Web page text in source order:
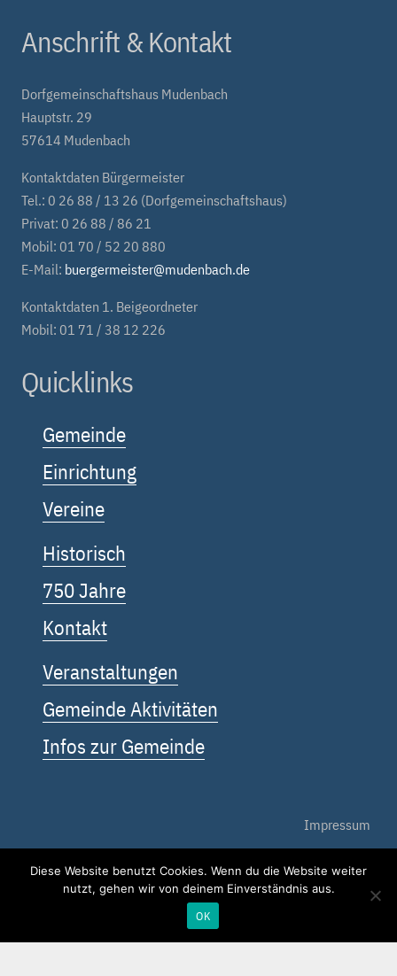
Anschrift & Kontakt
Dorfgemeinschaftshaus Mudenbach
Hauptstr. 29
57614 Mudenbach
Kontaktdaten Bürgermeister
Tel.: 0 26 88 / 13 26 (Dorfgemeinschaftshaus)
Privat: 0 26 88 / 86 21
Mobil: 01 70 / 52 20 880
E-Mail: buergermeister@mudenbach.de
Kontaktdaten 1. Beigeordneter
Mobil: 01 71 / 38 12 226
Quicklinks
Gemeinde
Einrichtung
Vereine
Historisch
750 Jahre
Kontakt
Veranstaltungen
Gemeinde Aktivitäten
Infos zur Gemeinde
Impressum
Datenschutz
Diese Website benutzt Cookies. Wenn du die Website weiter
nutzt, gehen wir von deinem Einverständnis aus.
OK